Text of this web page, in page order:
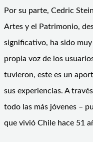
Por su parte, Cedric
Artes y el Patrimonio,
significativo, ha sido
propia voz de los
tuvieron, este es un
sus experiencias. A
todo las más jóvenes –
que vivió Chile hace 51